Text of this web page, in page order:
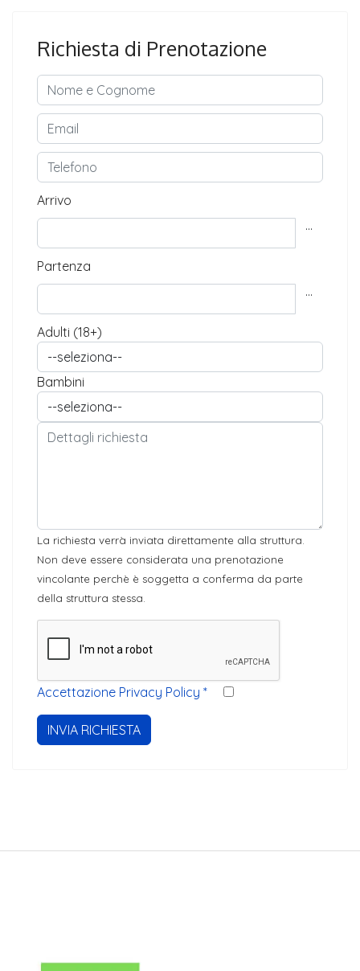
Richiesta di Prenotazione
Arrivo
...
Partenza
...
Adulti (18+)
Bambini
La richiesta verrà inviata direttamente alla struttura.
Non deve essere considerata una prenotazione
vincolante perchè è soggetta a conferma da parte
della struttura stessa.
Accettazione Privacy Policy *
INVIA RICHIESTA